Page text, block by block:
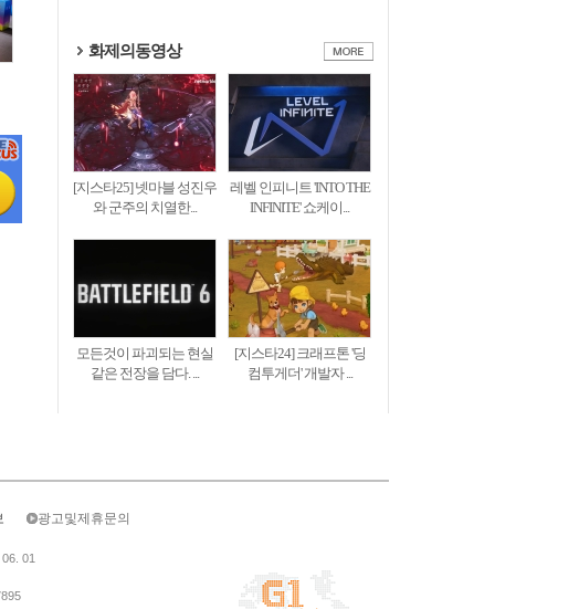
화제의동영상
[지스타25] 넷마블 성진우
와 군주의 치열한...
레벨 인피니트 'INTO THE
INFINITE' 쇼케이...
모든것이 파괴되는 현실
같은 전장을 담다. ...
[지스타24] 크래프톤 '딩
컴투게더' 개발자 ...
광고및제휴문의
01